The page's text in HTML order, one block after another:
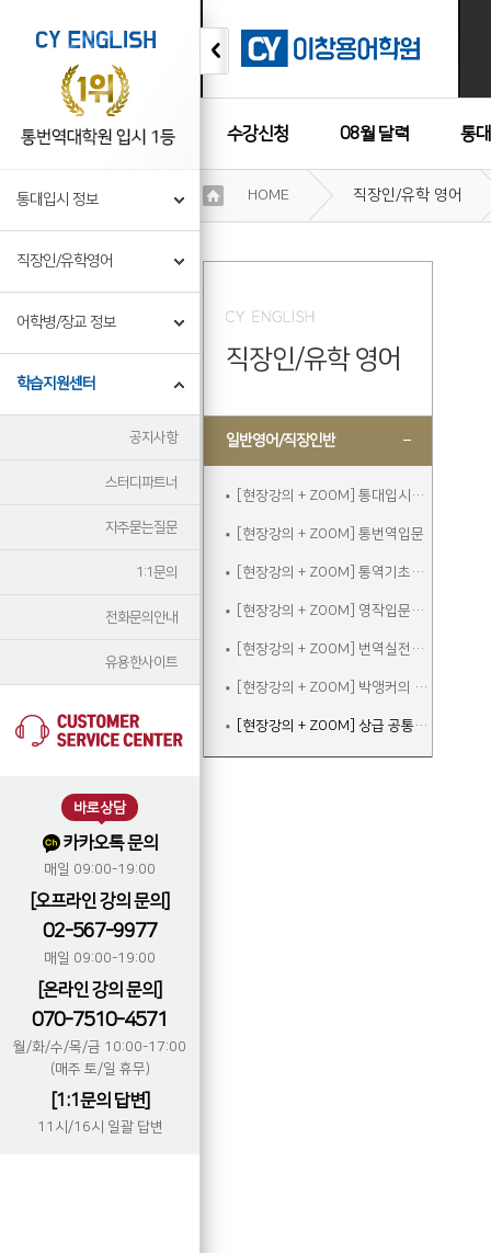
수강신청 08월 달력 통
수강후기
통대입시 정보
직장인/유학영어
어학병/장교 정보
학습지원센터
공지사항
스터디파트너
자주묻는질문
1:1문의
전화문의안내
유용한사이트
바로상담
카카오톡 문의
매일 09:00-19:00
[오프라인 강의 문의]
02-567-9977
매일 09:00-19:00
[온라인 강의 문의]
070-7510-4571
월/화/수/목/금 10:00-17:00
(매주 토/일 휴무)
[1:1문의 답변]
11시/16시 일괄 답변
기
정
HOME 직장인/유학 영어
직장인/유학 영어
일반영어/직장인반
[현장강의 + ZOOM] 통대입시입문
[현장강의 + ZOOM] 통번역입문
[현장강의 + ZOOM] 통역기초주말
[현장강의 + ZOOM] 영작입문주말
[현장강의 + ZOOM] 번역실전주말
[현장강의 + ZOOM] 박앵커의 청취&스피킹 주말
[현장강의 + ZOOM] 상급 공통어휘 속성반